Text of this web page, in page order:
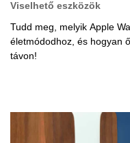
Viselhető eszközök
Tudd meg, melyik Apple
életmódodhoz, és hogyan
távon!